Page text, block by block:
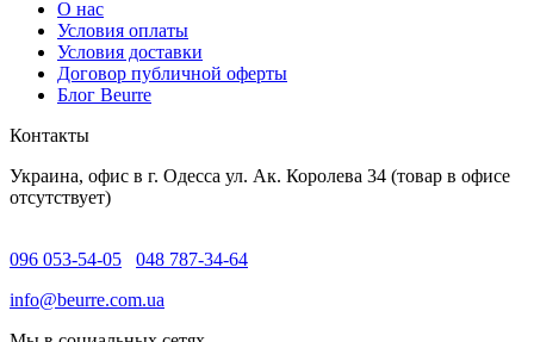
O нас
Условия оплаты
Условия доставки
Договор публичной оферты
Блог Beurre
Контакты
Украина, офис в г. Одесса ул. Ак. Королева 34 (товар в офисе
отсутствует)
096 053-54-05
048 787-34-64
info@beurre.com.ua